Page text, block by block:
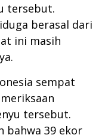
tersebut.
berasal dari
ini masih
sempat
tersebut.
bahwa 39 ekor